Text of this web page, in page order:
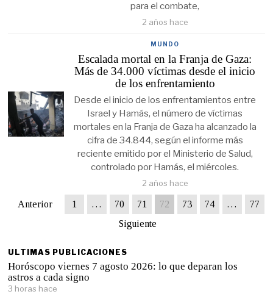
para el combate,
2 años hace
MUNDO
Escalada mortal en la Franja de Gaza:
Más de 34.000 víctimas desde el inicio
de los enfrentamiento
Desde el inicio de los enfrentamientos entre
Israel y Hamás, el número de víctimas
mortales en la Franja de Gaza ha alcanzado la
cifra de 34.844, según el informe más
reciente emitido por el Ministerio de Salud,
controlado por Hamás, el miércoles.
2 años hace
Anterior 1 … 70 71 72 73 74 …
77
Siguiente
ULTIMAS PUBLICACIONES
Horóscopo viernes 7 agosto 2026: lo que deparan los
astros a cada signo
3 horas hace